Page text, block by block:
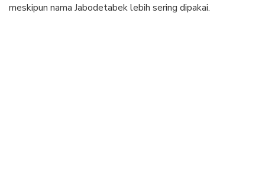
meskipun nama Jabodetabek lebih sering dipakai.